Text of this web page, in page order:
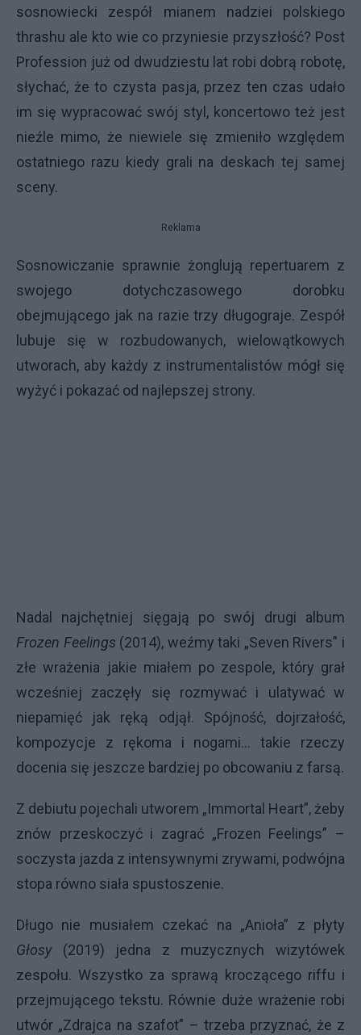
sosnowiecki zespół mianem nadziei polskiego
thrashu ale kto wie co przyniesie przyszłość? Post
Profession już od dwudziestu lat robi dobrą robotę,
słychać, że to czysta pasja, przez ten czas udało
im się wypracować swój styl, koncertowo też jest
nieźle mimo, że niewiele się zmieniło względem
ostatniego razu kiedy grali na deskach tej samej
sceny.
Reklama
Sosnowiczanie sprawnie żonglują repertuarem z
swojego dotychczasowego dorobku
obejmującego jak na razie trzy długograje. Zespół
lubuje się w rozbudowanych, wielowątkowych
utworach, aby każdy z instrumentalistów mógł się
wyżyć i pokazać od najlepszej strony.
Nadal najchętniej sięgają po swój drugi album
Frozen Feelings (2014), weźmy taki „Seven Rivers” i
złe wrażenia jakie miałem po zespole, który grał
wcześniej zaczęły się rozmywać i ulatywać w
niepamięć jak ręką odjął. Spójność, dojrzałość,
kompozycje z rękoma i nogami… takie rzeczy
docenia się jeszcze bardziej po obcowaniu z farsą.
Z debiutu pojechali utworem „Immortal Heart”, żeby
znów przeskoczyć i zagrać „Frozen Feelings” –
soczysta jazda z intensywnymi zrywami, podwójna
stopa równo siała spustoszenie.
Długo nie musiałem czekać na „Anioła” z płyty
Głosy (2019) jedna z muzycznych wizytówek
zespołu. Wszystko za sprawą kroczącego riffu i
przejmującego tekstu. Równie duże wrażenie robi
utwór „Zdrajca na szafot” – trzeba przyznać, że z